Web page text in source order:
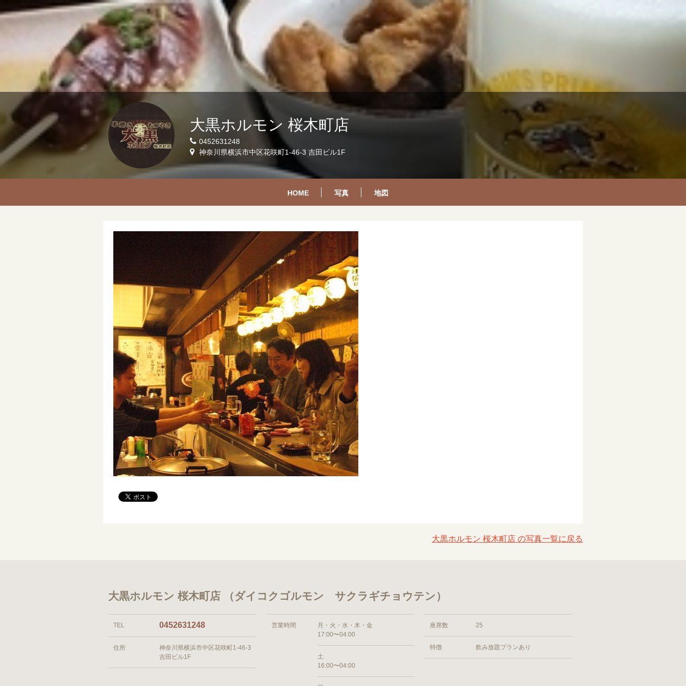
大黒ホルモン 桜木町店
0452631248
神奈川県横浜市中区花咲町1-46-3 吉田ビル1F
HOME 写真 地図
大黒ホルモン 桜木町店 の写真一覧に戻る
大黒ホルモン 桜木町店 （ダイコクゴルモン サクラギチョウテン）
TEL 0452631248
住所
神奈川県横浜市中区花咲町1-46-3
吉田ビル1F
営業時間
月・火・水・木・金
17:00〜04:00
土
16:00〜04:00
座席数 25
特徴 飲み放題プランあり